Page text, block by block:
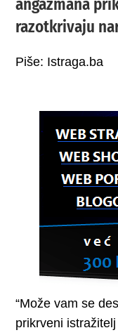
angažmana
razotkrivaju
Piše: Istraga.ba
“Može vam se
prikrveni